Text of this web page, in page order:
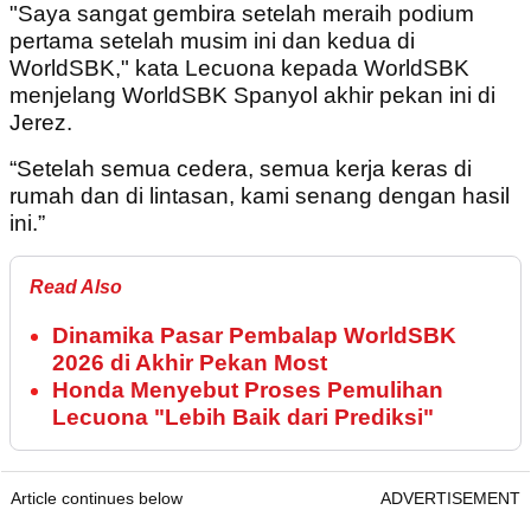
"Saya sangat gembira setelah meraih podium
pertama setelah musim ini dan kedua di
WorldSBK," kata Lecuona kepada WorldSBK
menjelang WorldSBK Spanyol akhir pekan ini di
Jerez.
“Setelah semua cedera, semua kerja keras di
rumah dan di lintasan, kami senang dengan hasil
ini.”
Read Also
Dinamika Pasar Pembalap WorldSBK
2026 di Akhir Pekan Most
Honda Menyebut Proses Pemulihan
Lecuona "Lebih Baik dari Prediksi"
Article continues below ADVERTISEMENT